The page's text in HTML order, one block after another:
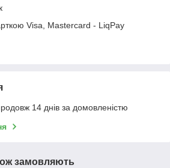
Visa, Mastercard - LiqPay
14 днів за домовленістю
замовляють